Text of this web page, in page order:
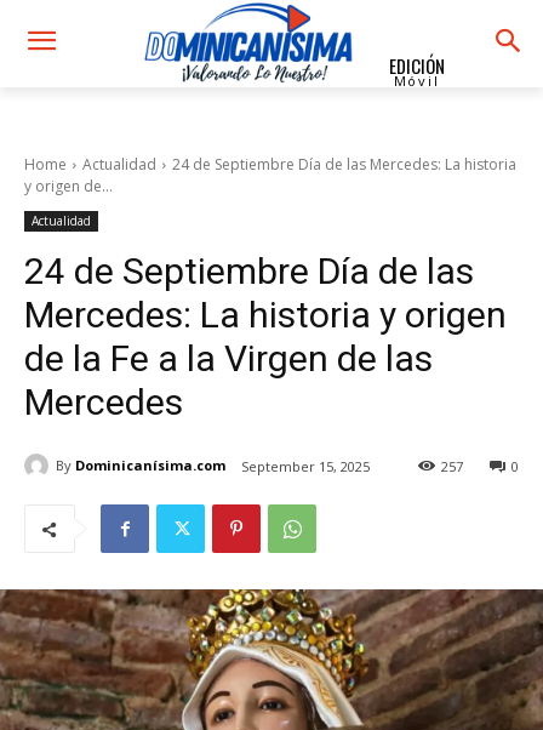
EDICIÓN
Móvil
Home Actualidad
24 de Septiembre Día de las Mercedes: La historia
y origen de...
Actualidad
24 de Septiembre Día de las
Mercedes: La historia y origen
de la Fe a la Virgen de las
Mercedes
By Dominicanísima.com September 15, 2025 0
257